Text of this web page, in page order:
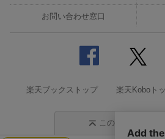
お問い合わせ窓口
楽天ブックストップ 楽天Koboト
このページの先頭